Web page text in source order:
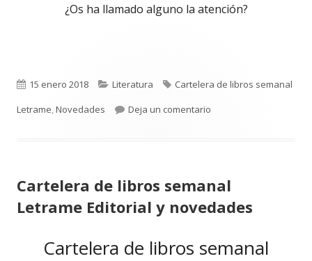
¿Os ha llamado alguno la atención?
Publicado
el
15 enero 2018 Categorías
Literatura Etiquetas
Cartelera de libros semanal
Letrame,Novedades Deja un comentario
Cartelera de libros semanal
Letrame Editorial y novedades
Cartelera de libros semanal